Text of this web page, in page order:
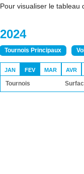
Pour visualiser le tableau
2024
Tournois Principaux
JAN FEV MAR AVR
Tournois